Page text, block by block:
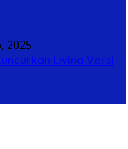
2025
Livina Versi